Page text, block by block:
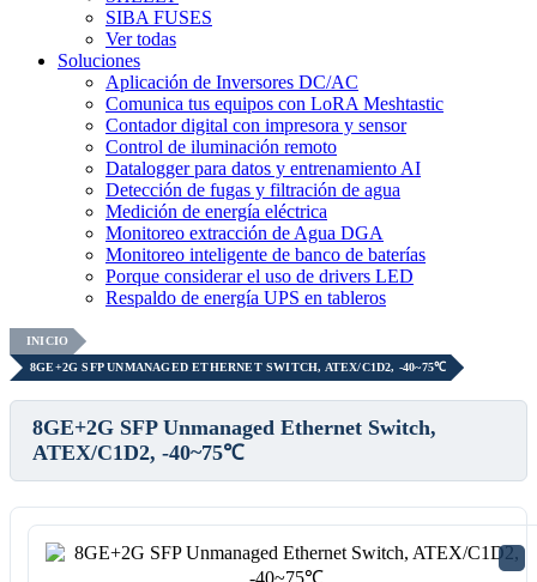
SIBA FUSES
Ver todas
Soluciones
Aplicación de Inversores DC/AC
Comunica tus equipos con LoRA Meshtastic
Contador digital con impresora y sensor
Control de iluminación remoto
Datalogger para datos y entrenamiento AI
Detección de fugas y filtración de agua
Medición de energía eléctrica
Monitoreo extracción de Agua DGA
Monitoreo inteligente de banco de baterías
Porque considerar el uso de drivers LED
Respaldo de energía UPS en tableros
INICIO
8GE+2G SFP UNMANAGED ETHERNET SWITCH, ATEX/C1D2, -40~75℃
8GE+2G SFP Unmanaged Ethernet Switch,
ATEX/C1D2, -40~75℃